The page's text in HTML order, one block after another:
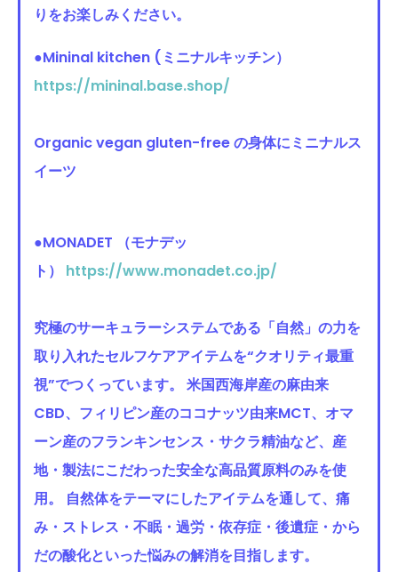
りをお楽しみください。
●Mininal kitchen (ミニナルキッチン）
https://mininal.base.shop/
Organic vegan gluten-free の身体にミニナルス
イーツ
●MONADET （モナデッ
ト） https://www.monadet.co.jp/
究極のサーキュラーシステムである「自然」の力を
取り入れたセルフケアアイテムを“クオリティ最重
視”でつくっています。 米国西海岸産の麻由来
CBD、フィリピン産のココナッツ由来MCT、オマ
ーン産のフランキンセンス・サクラ精油など、産
地・製法にこだわった安全な高品質原料のみを使
用。 自然体をテーマにしたアイテムを通して、痛
み・ストレス・不眠・過労・依存症・後遺症・から
だの酸化といった悩みの解消を目指します。